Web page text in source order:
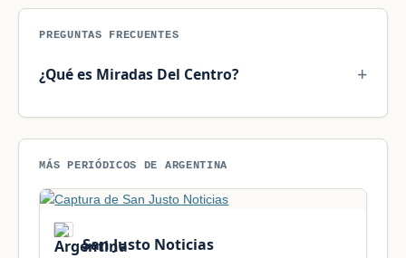
PREGUNTAS FRECUENTES
¿Qué es Miradas Del Centro?
MÁS PERIÓDICOS DE ARGENTINA
San Justo Noticias